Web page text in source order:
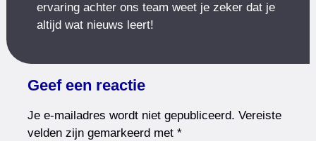
ervaring achter ons team weet je zeker dat je
altijd wat nieuws leert!
Geef een reactie
Je e-mailadres wordt niet gepubliceerd. Vereiste
velden zijn gemarkeerd met*